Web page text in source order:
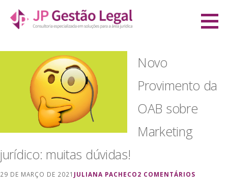
direto
o
Novo
Provimento da
OAB sobre
Marketing
jurídico: muitas dúvidas!
29 DE MARÇO DE 2021 JULIANA PACHECO2 COMENTÁRIOS